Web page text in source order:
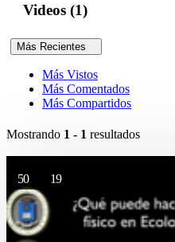
Videos (1)
Más Recientes
Más Vistos
Más Comentados
Más Compartidos
Mostrando 1 - 1 resultados
50 19